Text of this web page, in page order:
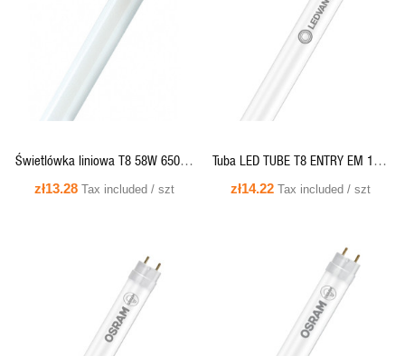
QUICK VIEW
Świetlówka liniowa T8 58W 6500K
(zimno-biała) G13 - L58/865
zł13.28 Tax included / szt
QUICK VIEW
Tuba LED TUBE T8 ENTRY EM 16W
1800lm 4000K 1200mm G13
zł14.22 Tax included / szt
QUICK VIEW QUICK VIEW